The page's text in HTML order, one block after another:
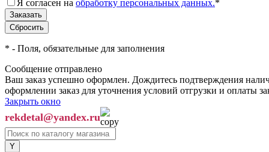
Я согласен на обработку персональных данных.*
* - Поля, обязательные для заполнения
Сообщение отправлено
Ваш заказ успешно оформлен. Дождитесь подтверждения
оформлении заказ для уточнения условий отгрузки и оплаты
Закрыть окно
rekdetal@yandex.ru